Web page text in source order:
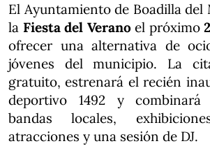
El Ayuntamiento de Boadilla del
la Fiesta del Veranoel próximo
ofrecer una alternativa de
jóvenes del municipio. La
gratuito, estrenará el recién
deportivo 1492 y
bandas locales,
atracciones y una sesión de DJ.